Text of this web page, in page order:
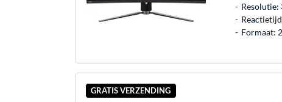
Resolutie:
Formaat:
GRATIS VERZENDING